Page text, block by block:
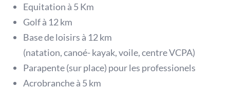
Equitation à 5 Km
Golf à 12 km
Base de loisirs à 12 km
(natation, canoé- kayak, voile, centre VCPA)
Parapente (sur place) pour les professionels
Acrobranche à 5 km